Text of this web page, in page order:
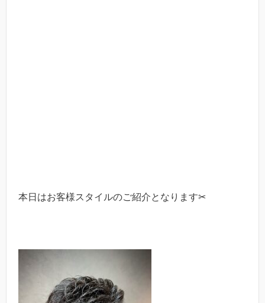
本日はお客様スタイルのご紹介となります✂︎